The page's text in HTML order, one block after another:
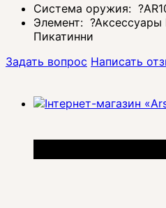
Система оружия: ?
Элемент: ?Аксессуары
Пикатинни
Задать вопрос Написать